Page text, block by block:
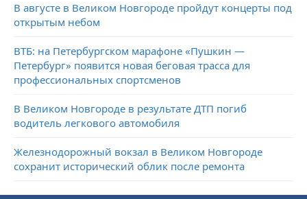
В августе в Великом Новгороде пройдут концерты под
открытым небом
ВТБ: на Петербургском марафоне «Пушкин —
Петербург» появится новая беговая трасса для
профессиональных спортсменов
В Великом Новгороде в результате ДТП погиб
водитель легкового автомобиля
Железнодорожный вокзал в Великом Новгороде
сохранит исторический облик после ремонта